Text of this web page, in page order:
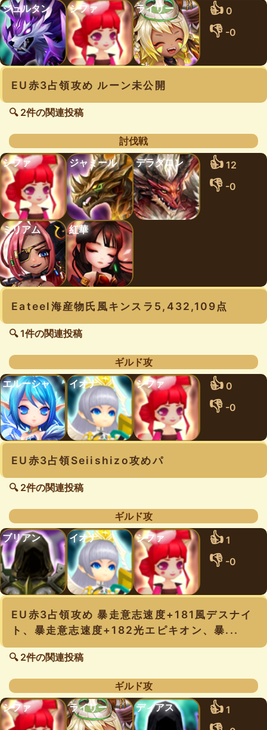
ジュルタン
シファ ライリー 👍 0
👎 -0
EU赤3占領攻め ルーン未公開
🔍 2件の関連投稿
討伐戦
シファ
ジャミール デラグロン 👍 12
👎 -0
ミリアム 紅華
Eateel海産物氏風キンスラ5,432,109点
🔍 1件の関連投稿
ギルド攻
エルーシャ
イオナ シファ 👍 0
👎 -0
EU赤3占領Seiishizo攻めパ
🔍 2件の関連投稿
ギルド攻
ブリアン
イオナ シファ 👍 1
👎 -0
EU赤3占領攻め 暴走意志速度+181風デスナイ
ト、暴走意志速度+182光エピキオン、暴...
🔍 2件の関連投稿
ギルド攻
シファ
ライリー ディアス 👍 1